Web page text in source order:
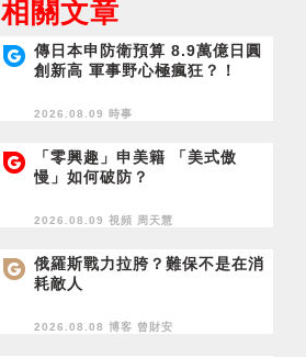
相關文章
傳日本申防衛預算 8.9萬億日圓
創新高 軍事野心極瘋狂？！
2026.08.09 時事
「零興趣」申美籍 「美式傲
慢」如何破防？
2026.08.09 視頻 周天慧
俄羅斯戰力拉胯？難保不是在消
耗敵人
2026.08.08 博客 曾財安